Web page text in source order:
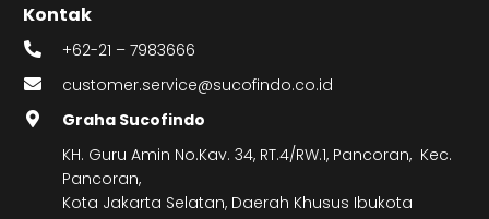
Kontak
+62-21 – 7983666
customer.service@sucofindo.co.id
Graha Sucofindo
KH. Guru Amin No.Kav. 34, RT.4/RW.1, Pancoran, Kec.
Pancoran,
Kota Jakarta Selatan, Daerah Khusus Ibukota